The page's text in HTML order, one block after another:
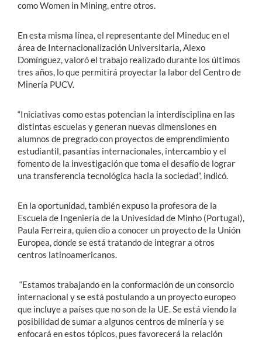
como Women in Mining, entre otros.
En esta misma línea, el representante del Mineduc en el
área de Internacionalización Universitaria, Alexo
Domínguez, valoró el trabajo realizado durante los últimos
tres años, lo que permitirá proyectar la labor del Centro de
Minería PUCV.
“Iniciativas como estas potencian la interdisciplina en las
distintas escuelas y generan nuevas dimensiones en
alumnos de pregrado con proyectos de emprendimiento
estudiantil, pasantías internacionales, intercambio y el
fomento de la investigación que toma el desafío de lograr
una transferencia tecnológica hacia la sociedad”, indicó.
En la oportunidad, también expuso la profesora de la
Escuela de Ingeniería de la Univesidad de Minho (Portugal),
Paula Ferreira, quien dio a conocer un proyecto de la Unión
Europea, donde se está tratando de integrar a otros
centros latinoamericanos.
“Estamos trabajando en la conformación de un consorcio
internacional y se está postulando a un proyecto europeo
que incluye a países que no son de la UE. Se está viendo la
posibilidad de sumar a algunos centros de minería y se
enfocará en estos tópicos, pues favorecerá la relación